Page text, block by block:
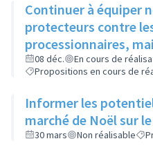
Continuer à équiper
protecteurs contre
processionnaires,
communication sur
importance et
toucher
08 déc.
En cours de
Propositions en cours de
Informer les
marché de Noël sur
30 mars Non réalisable